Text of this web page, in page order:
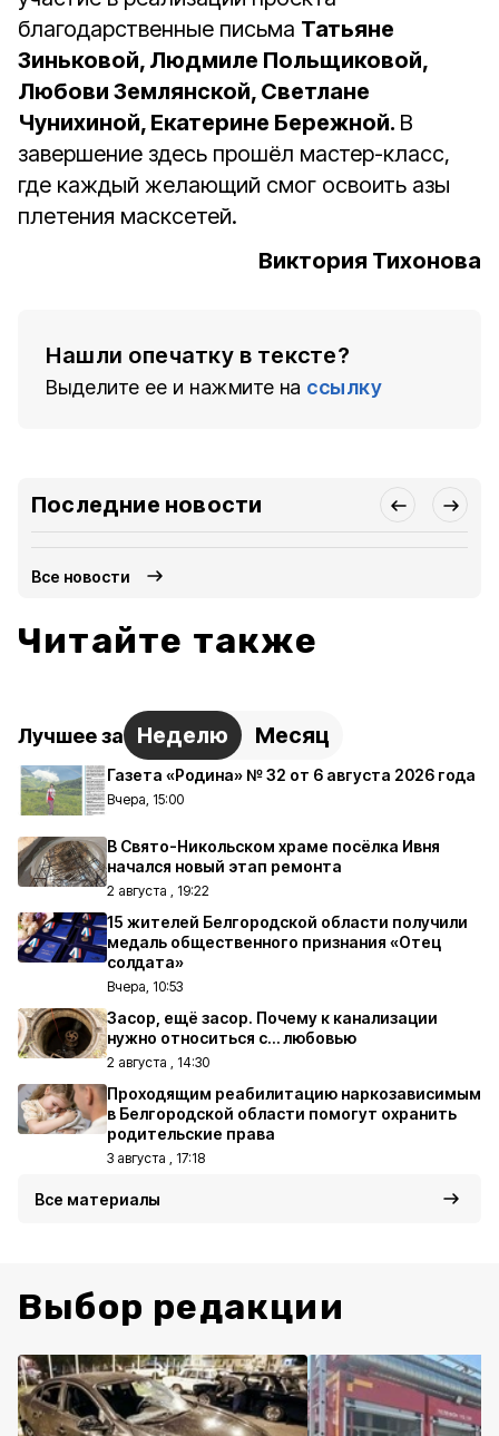
благодарственные письма Татьяне
Зиньковой, Людмиле Польщиковой,
Любови Землянской, Светлане
Чунихиной, Екатерине Бережной. В
завершение здесь прошёл мастер-класс,
где каждый желающий смог освоить азы
плетения масксетей.
Виктория Тихонова
Нашли опечатку в тексте?
Выделите ее и нажмите на ссылку
Последние новости
Все новости
Читайте также
Лучшее за Неделю Месяц
Газета «Родина» № 32 от 6 августа 2026 года
Вчера, 15:00
В Свято-Никольском храме посёлка Ивня
начался новый этап ремонта
2 августа , 19:22
15 жителей Белгородской области получили
медаль общественного признания «Отец
солдата»
Вчера, 10:53
Засор, ещё засор. Почему к канализации
нужно относиться с… любовью
2 августа , 14:30
Проходящим реабилитацию наркозависимым
в Белгородской области помогут охранить
родительские права
3 августа , 17:18
Все материалы
Выбор редакции